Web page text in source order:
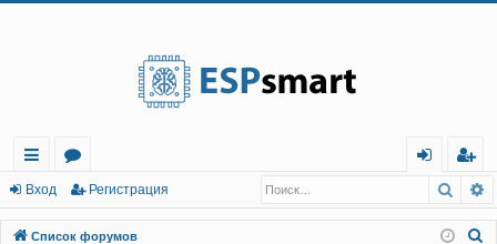
с
ы
о
ру
д
г
ис
Вход Регистрация
Список форумов